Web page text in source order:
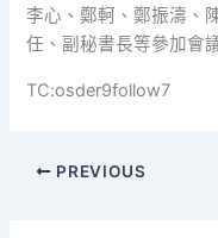
李心、鄭軻、鄭振濤、
任、副秘書長等參加會
TC:osder9follow7
PREVIOUS